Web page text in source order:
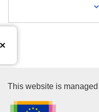
Publications
This website is managed